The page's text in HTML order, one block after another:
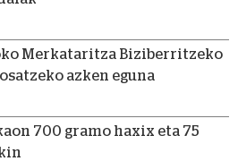
Merkataritza Biziberritzeko
azken eguna
700 gramo haxix eta 75